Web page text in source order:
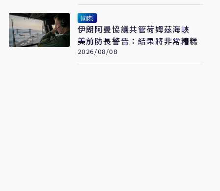
國際
伊朗阿曼協議共管荷姆茲海峽
美前防長警告：結果將非常糟糕
2026/08/08